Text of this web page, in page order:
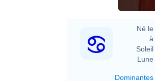
Né le
à
Soleil
Lune
Dominantes